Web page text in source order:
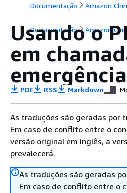
Documentação Amazon
Documentação Amazon
Usando o
em
emergência
PDF RSS Markdown
As traduções são geradas por
Em caso de conflito entre o
versão original em inglês, a
prevalecerá.
As traduções são geradas
Em caso de conflito entre o